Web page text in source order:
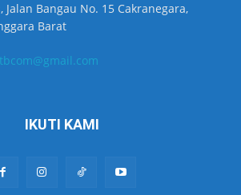
Jalan Bangau No. 15 Cakranegara,
Barat
IKUTI KAMI